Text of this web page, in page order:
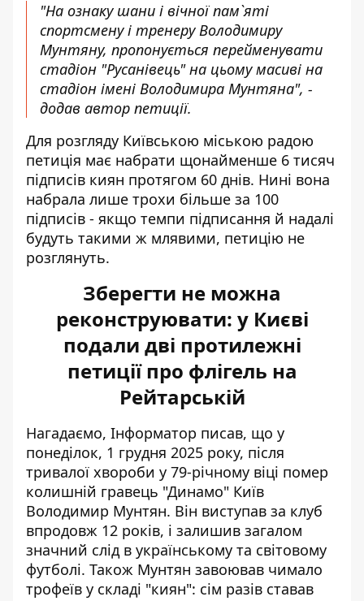
"На ознаку шани і вічної пам`яті
спортсмену і тренеру Володимиру
Мунтяну, пропонується перейменувати
стадіон "Русанівець" на цьому масиві на
стадіон імені Володимира Мунтяна", -
додав автор петиції.
Для розгляду Київською міською радою
петиція має набрати щонайменше 6 тисяч
підписів киян протягом 60 днів. Нині вона
набрала лише трохи більше за 100
підписів - якщо темпи підписання й надалі
будуть такими ж млявими, петицію не
розглянуть.
Зберегти не можна
реконструювати: у Києві
подали дві протилежні
петиції про флігель на
Рейтарській
Нагадаємо, Інформатор писав, що у
понеділок, 1 грудня 2025 року, після
тривалої хвороби у 79-річному віці помер
колишній гравець "Динамо" Київ
Володимир Мунтян. Він виступав за клуб
впродовж 12 років, і залишив загалом
значний слід в українському та світовому
футболі. Також Мунтян завоював чимало
трофеїв у складі "киян": сім разів ставав